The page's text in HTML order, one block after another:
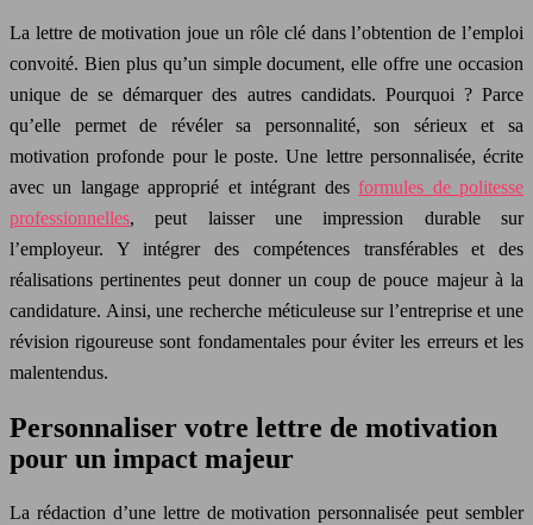
La lettre de motivation joue un rôle clé dans l’obtention de l’emploi
convoité. Bien plus qu’un simple document, elle offre une occasion
unique de se démarquer des autres candidats. Pourquoi ? Parce
qu’elle permet de révéler sa personnalité, son sérieux et sa
motivation profonde pour le poste. Une lettre personnalisée, écrite
avec un langage approprié et intégrant desformules de politesse
professionnelles, peut laisser une impression durable sur
l’employeur. Y intégrer des compétences transférables et des
réalisations pertinentes peut donner un coup de pouce majeur à la
candidature. Ainsi, une recherche méticuleuse sur l’entreprise et une
révision rigoureuse sont fondamentales pour éviter les erreurs et les
malentendus.
Personnaliser votre lettre de motivation
pour un impact majeur
La rédaction d’une lettre de motivation personnalisée peut sembler